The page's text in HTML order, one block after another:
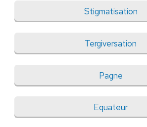
Stigmatisation
Tergiversation
Pagne
Equateur